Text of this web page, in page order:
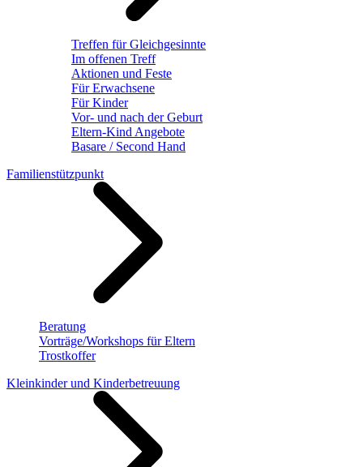
Treffen für Gleichgesinnte
Im offenen Treff
Aktionen und Feste
Für Erwachsene
Für Kinder
Vor- und nach der Geburt
Eltern-Kind Angebote
Basare / Second Hand
Familienstützpunkt
Beratung
Vorträge/Workshops für Eltern
Trostkoffer
Kleinkinder und Kinderbetreuung